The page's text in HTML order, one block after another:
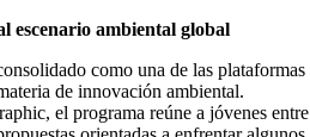
escenario ambiental global
como una de las plataformas
de innovación ambiental.
el programa reúne a jóvenes entre